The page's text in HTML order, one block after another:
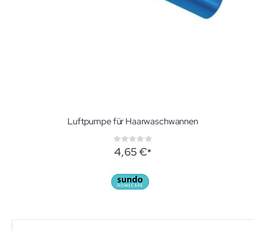
Luftpumpe für Haarwaschwannen
Rating:
0%
4,65 €